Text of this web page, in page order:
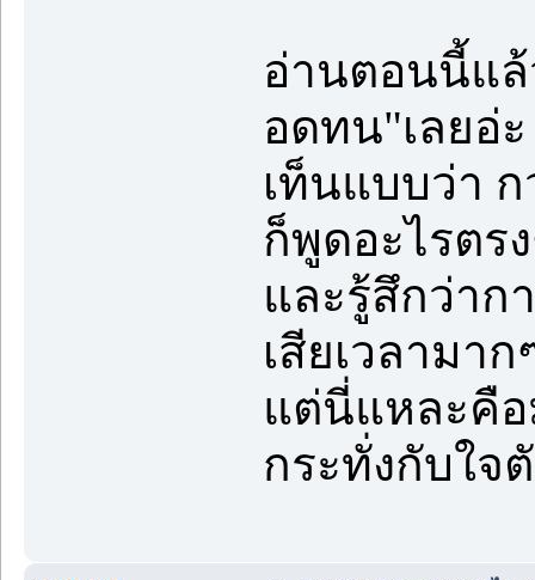
อ่านตอนนี้แล้
อดทน"เลยอ่ะ
เท็นแบบว่า
ก็พูดอะไรตร
และรู้สึกว่าก
เสียเวลามาก
แต่นี่แหละคื
กระทั่งกับใจตั